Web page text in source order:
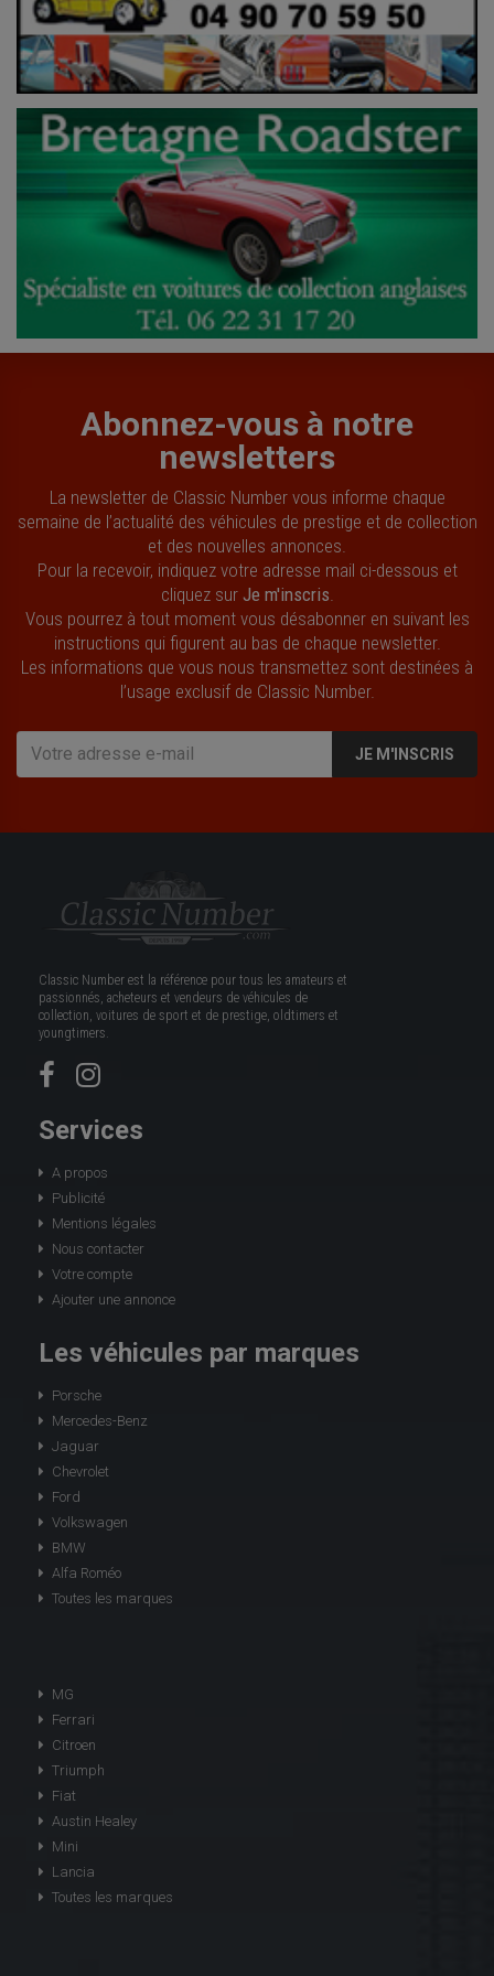
Abonnez-vous à notre
newsletters
La newsletter de Classic Number vous informe chaque
semaine de l’actualité des véhicules de prestige et de collection
et des nouvelles annonces.
Pour la recevoir, indiquez votre adresse mail ci-dessous et
cliquez sur Je m'inscris
Vous pourrez à tout moment vous désabonner en suivant les
instructions qui figurent au bas de chaque newsletter.
Les informations que vous nous transmettez sont destinées à
l’usage exclusif de Classic Number.
JE M'INSCRIS
Classic Number est la référence pour tous les amateurs et
passionnés, acheteurs et vendeurs de véhicules de
collection, voitures de sport et de prestige, oldtimers et
youngtimers.
Services
A propos
Publicité
Mentions légales
Nous contacter
Votre compte
Ajouter une annonce
Les véhicules par marques
Porsche
Mercedes-Benz
Jaguar
Chevrolet
Ford
Volkswagen
BMW
Alfa Roméo
Toutes les marques
MG
Ferrari
Citroen
Triumph
Fiat
Austin Healey
Mini
Lancia
Toutes les marques